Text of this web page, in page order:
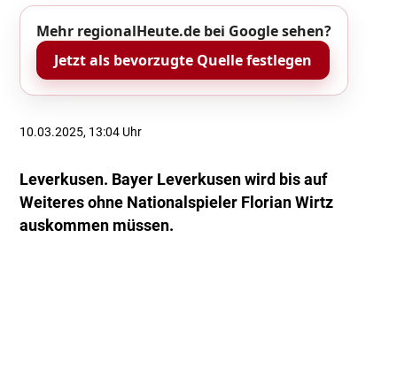
Mehr regionalHeute.de bei Google sehen?
Jetzt als bevorzugte Quelle festlegen
10.03.2025, 13:04 Uhr
Leverkusen. Bayer Leverkusen wird bis auf
Weiteres ohne Nationalspieler Florian Wirtz
auskommen müssen.